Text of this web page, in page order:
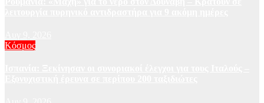
Κόσμος